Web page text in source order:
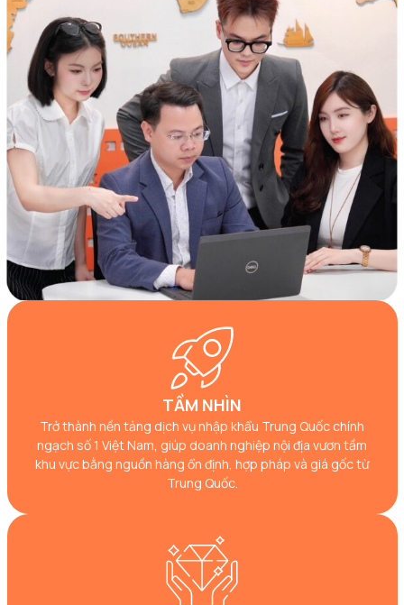
TẦM NHÌN
Trở thành nền tảng dịch vụ nhập khẩu Trung Quốc chính
ngạch số 1 Việt Nam, giúp doanh nghiệp nội địa vươn tầm
khu vực bằng nguồn hàng ổn định, hợp pháp và giá gốc từ
Trung Quốc.